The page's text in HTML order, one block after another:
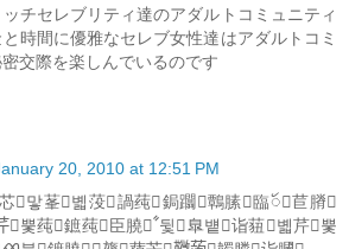
チセレブリティ達のアダルトコミュニティ
時間に優雅なセレブ女性達はアダルトコミ
交際を楽しんでいるのです
20, 2010 at 12:51 PM
맣莑볣莈諣莼鋦躢鷣膆臨ꪰ苣膌
뿣莼鏣莼臣膮ꧦ뒻臯벁诣莥볣芹뿣